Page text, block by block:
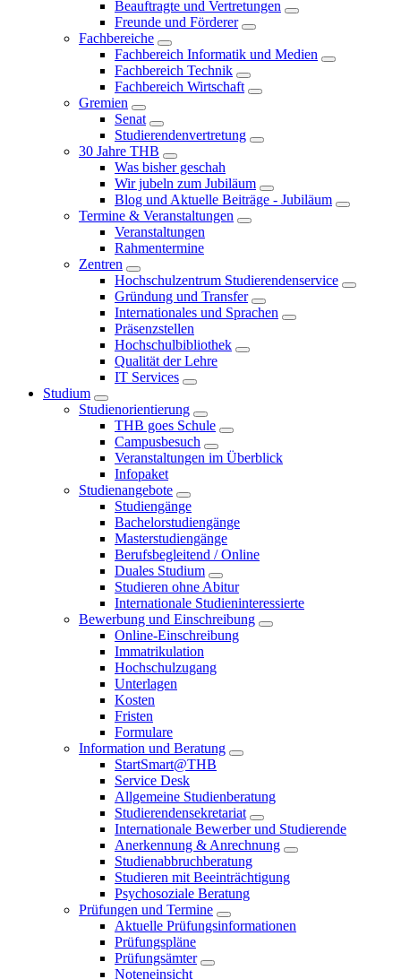
Beauftragte und Vertretungen
Freunde und Förderer
Fachbereiche
Fachbereich Informatik und Medien
Fachbereich Technik
Fachbereich Wirtschaft
Gremien
Senat
Studierendenvertretung
30 Jahre THB
Was bisher geschah
Wir jubeln zum Jubiläum
Blog und Aktuelle Beiträge - Jubiläum
Termine & Veranstaltungen
Veranstaltungen
Rahmentermine
Zentren
Hochschulzentrum Studierendenservice
Gründung und Transfer
Internationales und Sprachen
Präsenzstellen
Hochschulbibliothek
Qualität der Lehre
IT Services
Studium
Studienorientierung
THB goes Schule
Campusbesuch
Veranstaltungen im Überblick
Infopaket
Studienangebote
Studiengänge
Bachelorstudiengänge
Masterstudiengänge
Berufsbegleitend / Online
Duales Studium
Studieren ohne Abitur
Internationale Studieninteressierte
Bewerbung und Einschreibung
Online-Einschreibung
Immatrikulation
Hochschulzugang
Unterlagen
Kosten
Fristen
Formulare
Information und Beratung
StartSmart@THB
Service Desk
Allgemeine Studienberatung
Studierendensekretariat
Internationale Bewerber und Studierende
Anerkennung & Anrechnung
Studienabbruchberatung
Studieren mit Beeinträchtigung
Psychosoziale Beratung
Prüfungen und Termine
Aktuelle Prüfungsinformationen
Prüfungspläne
Prüfungsämter
Noteneinsicht